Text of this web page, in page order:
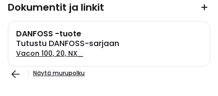
Dokumentit ja linkit
DANFOSS -tuote
Tutustu DANFOSS-sarjaan
Vacon 100, 20, NX_
Näytä murupolku